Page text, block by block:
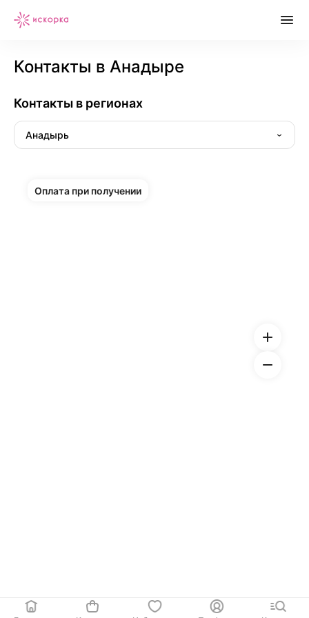
Контакты в Анадыре
Контакты в регионах
Анадырь
Оплата при получении